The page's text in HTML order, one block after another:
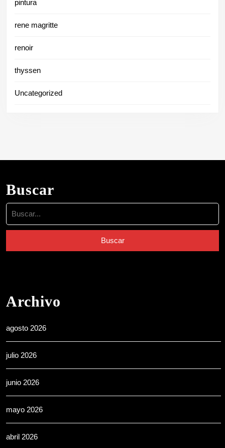
pintura
rene magritte
renoir
thyssen
Uncategorized
Buscar
Buscar:
Archivo
agosto 2026
julio 2026
junio 2026
mayo 2026
abril 2026